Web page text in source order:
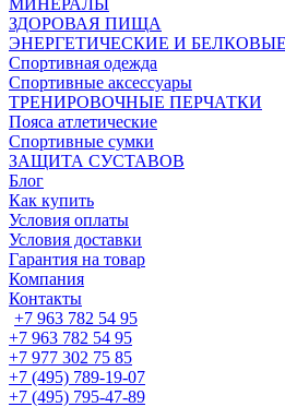
МИНЕРАЛЫ
ЗДОРОВАЯ ПИЩА
ЭНЕРГЕТИЧЕСКИЕ И
Спортивная одежда
Спортивные аксессуары
ТРЕНИРОВОЧНЫЕ ПЕРЧАТКИ
Пояса атлетические
Спортивные сумки
ЗАЩИТА СУСТАВОВ
Блог
Как купить
Условия оплаты
Условия доставки
Гарантия на товар
Компания
Контакты
+7 963 782 54 95
+7 963 782 54 95
+7 977 302 75 85
+7 (495) 789-19-07
+7 (495) 795-47-89